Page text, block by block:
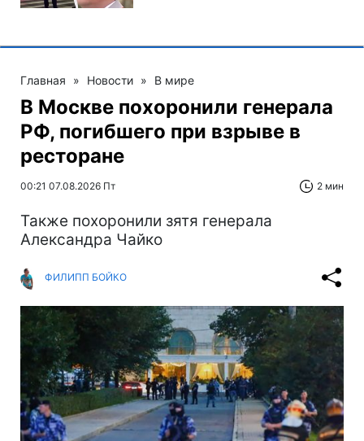
Главная » Новости » В мире
В Москве похоронили генерала
РФ, погибшего при взрыве в
ресторане
00:21 07.08.2026 Пт 2 мин
Также похоронили зятя генерала
Александра Чайко
ФИЛИПП БОЙКО